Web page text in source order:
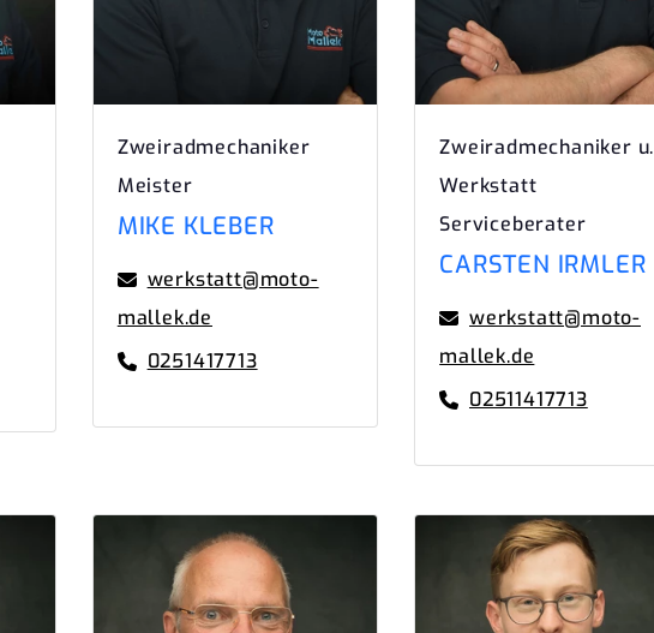
Zweiradmechaniker
Meister
MIKE KLEBER
werkstatt@moto-
mallek.de
0251417713
Zweiradmechaniker u.
Werkstatt
Serviceberater
CARSTEN IRMLER
werkstatt@moto-
mallek.de
02511417713